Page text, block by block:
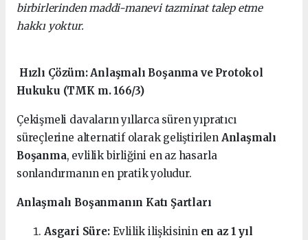
birbirlerinden maddi-manevi tazminat talep etme
hakkı yoktur.
Hızlı Çözüm: Anlaşmalı Boşanma ve Protokol
Hukuku (TMK m. 166/3)
Çekişmeli davaların yıllarca süren yıpratıcı
süreçlerine alternatif olarak geliştirilen Anlaşmalı
Boşanma, evlilik birliğini en az hasarla
sonlandırmanın en pratik yoludur.
Anlaşmalı Boşanmanın Katı Şartları
Asgari Süre:Evlilik ilişkisinin en az 1 yıl